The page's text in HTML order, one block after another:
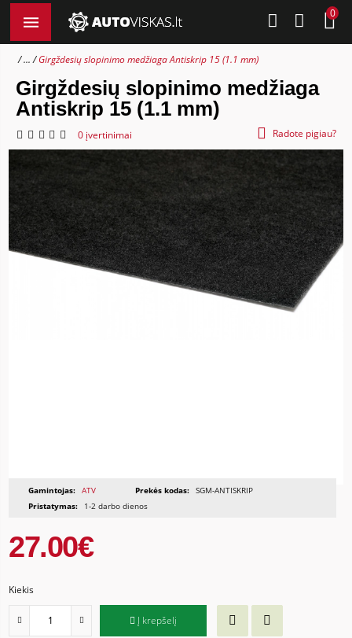
0
... Girgždesių slopinimo medžiaga Antiskrip 15 (1.1 mm)
Girgždesių slopinimo medžiaga
Antiskrip 15 (1.1 mm)
0 įvertinimai Radote pigiau?
Gamintojas: ATV Prekės kodas: SGM-ANTISKRIP
Pristatymas:
1-2 darbo dienos
27.00€
Kiekis
Į krepšelį